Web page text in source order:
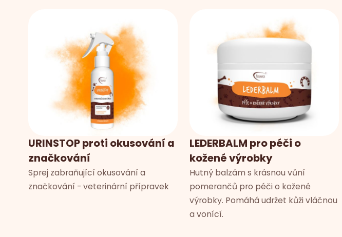
URINSTOP proti okusování a
značkování
Sprej zabraňující okusování a
značkování - veterinární přípravek
LEDERBALM pro péči o
kožené výrobky
Hutný balzám s krásnou vůní
pomerančů pro péči o kožené
výrobky. Pomáhá udržet kůži vláčnou
a vonící.